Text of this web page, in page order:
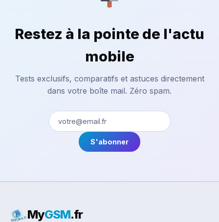
Restez à la pointe de l'actu
mobile
Tests exclusifs, comparatifs et astuces directement
dans votre boîte mail. Zéro spam.
S'abonner
MyGSM.fr